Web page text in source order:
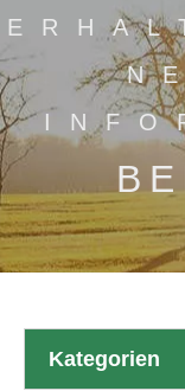
Kategorien